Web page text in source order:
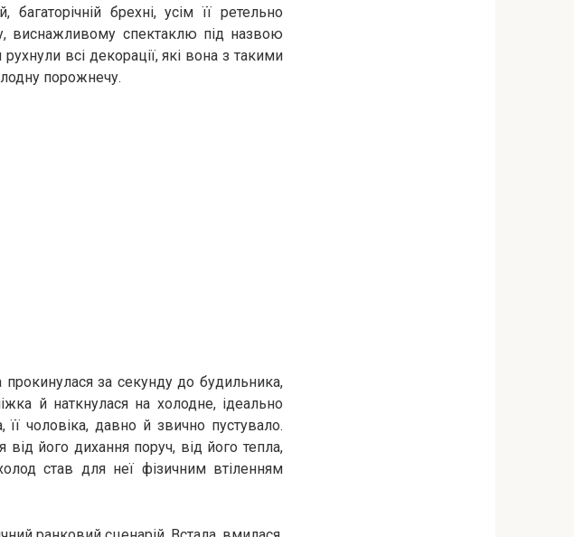
брехні, усім її ретельно
виснажливому спектаклю під назвою
всі декорації, які вона з такими
порожнечу.
прокинулася за секунду до будильника,
й наткнулася на холодне, ідеально
чоловіка, давно й звично пустувало.
його дихання поруч, від його тепла,
став для неї фізичним втіленням